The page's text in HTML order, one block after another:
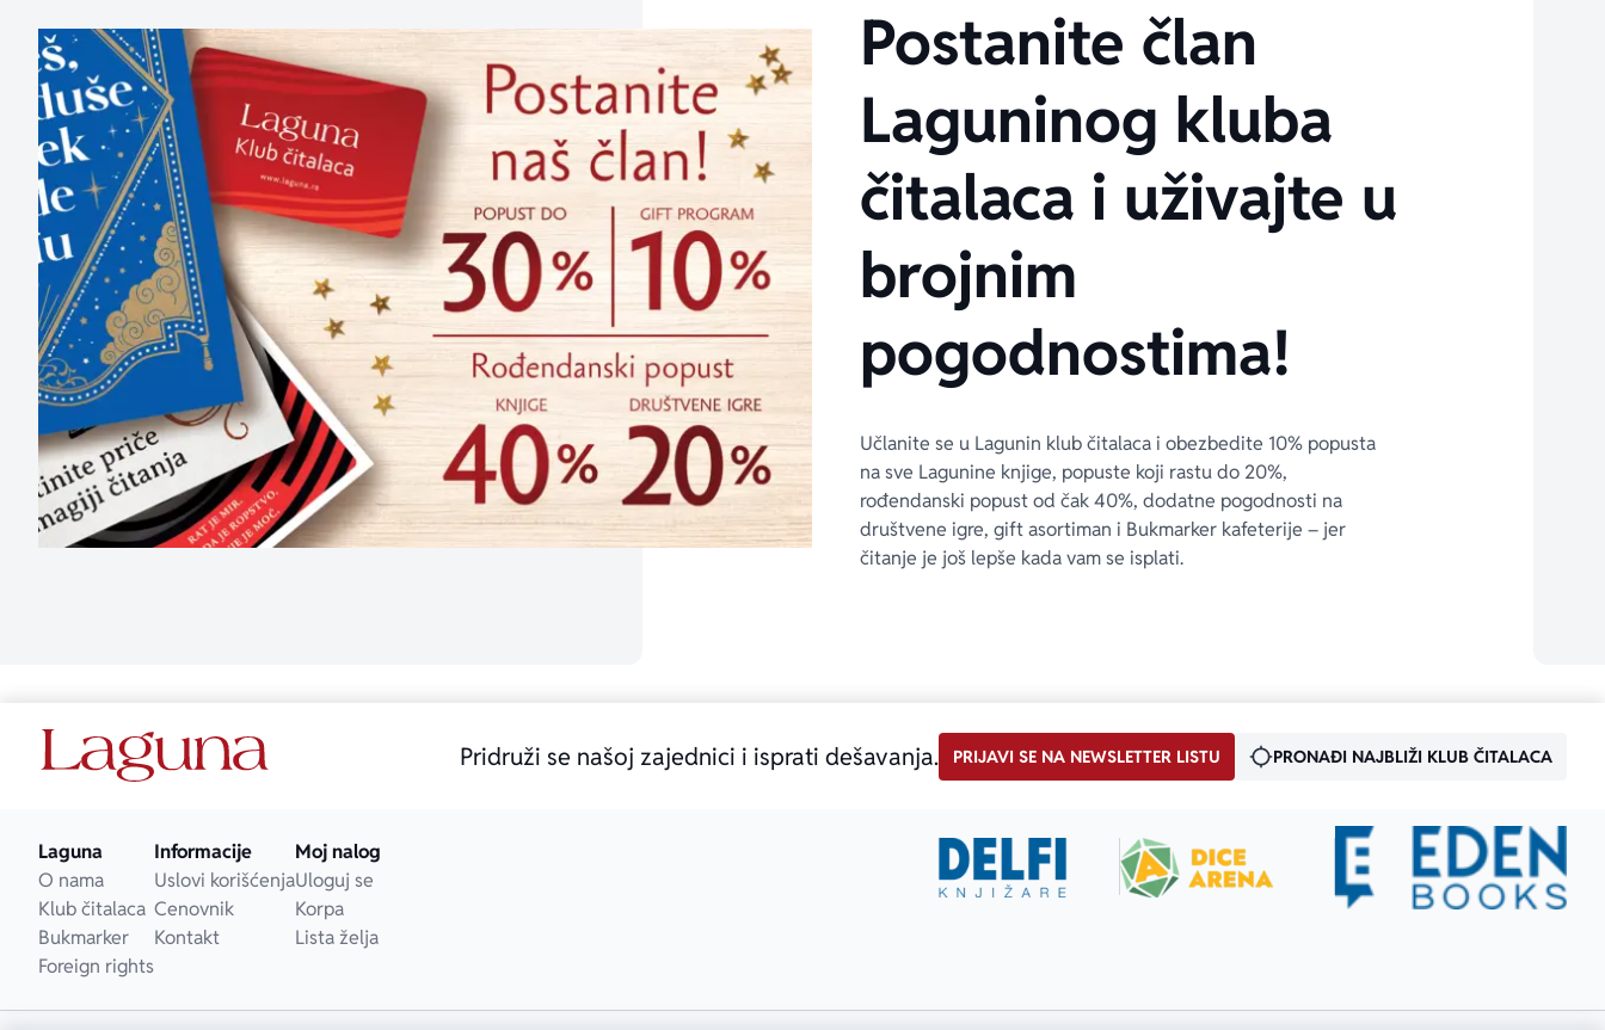
Postanite član
Laguninog kluba
čitalaca i uživajte u
brojnim
pogodnostima!
Učlanite se u Lagunin klub čitalaca i obezbedite 10% popusta
na sve Lagunine knjige, popuste koji rastu do 20%,
rođendanski popust od čak 40%, dodatne pogodnosti na
društvene igre, gift asortiman i Bukmarker kafeterije – jer
čitanje je još lepše kada vam se isplati.
Pridruži se našoj zajednici i isprati dešavanja. PRIJAVI SE NA NEWSLETTER LISTU PRONAĐI NAJBLIŽI KLUB ČITALACA
Laguna
O nama
Klub čitalaca
Bukmarker
Foreign rights
Informacije
Uslovi korišćenja
Cenovnik
Kontakt
Moj nalog
Uloguj se
Korpa
Lista želja